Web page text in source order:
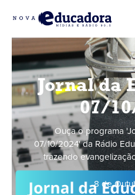
Jornal da
07/
Ouça o programa
07/10/2024' da Rádio
trazendo
8 de